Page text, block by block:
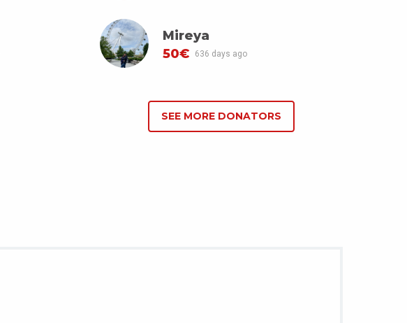
Mireya
50€
636 days ago
SEE MORE DONATORS